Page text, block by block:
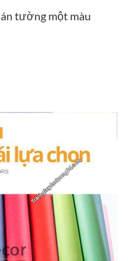
tường một màu